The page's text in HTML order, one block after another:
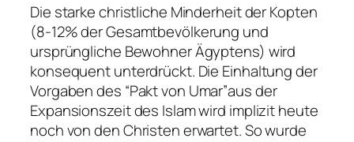
Die starke christliche Minderheit der Kopten
(8-12% der Gesamtbevölkerung und
ursprüngliche Bewohner Ägyptens) wird
konsequent unterdrückt. Die Einhaltung der
Vorgaben des “Pakt von Umar”aus der
Expansionszeit des Islam wird implizit heute
noch von den Christen erwartet. So wurde